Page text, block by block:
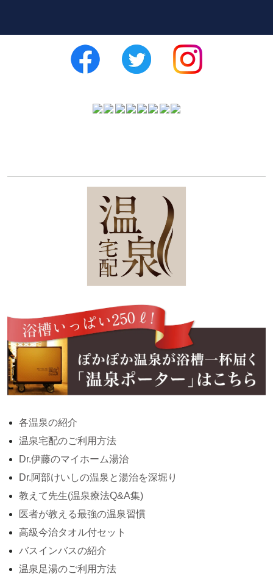
各温泉の紹介
温泉宅配のご利用方法
Dr.伊藤のマイホーム湯治
Dr.阿部けいしの温泉と湯治を深堀り
教えて先生(温泉療法Q&A集)
医者が教える最強の温泉習慣
高級今治タオル付セット
バスインバスの紹介
温泉足湯のご利用方法